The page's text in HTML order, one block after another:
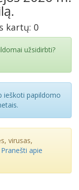
kartų: 0
užsidirbti?
ieškoti papildomo
virusas,
Pranešti apie